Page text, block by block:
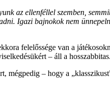
az ellenféllel szemben,
Igazi bajnokok nem
felelőssége van a
– áll a
mégpedig – hogy a